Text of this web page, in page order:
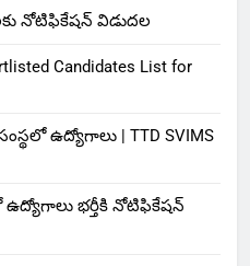
నోటిఫికేషన్ విడుదల
Candidates List for
ఉద్యోగాలు | TTD SVIMS
భర్తీకి నోటిఫికేషన్